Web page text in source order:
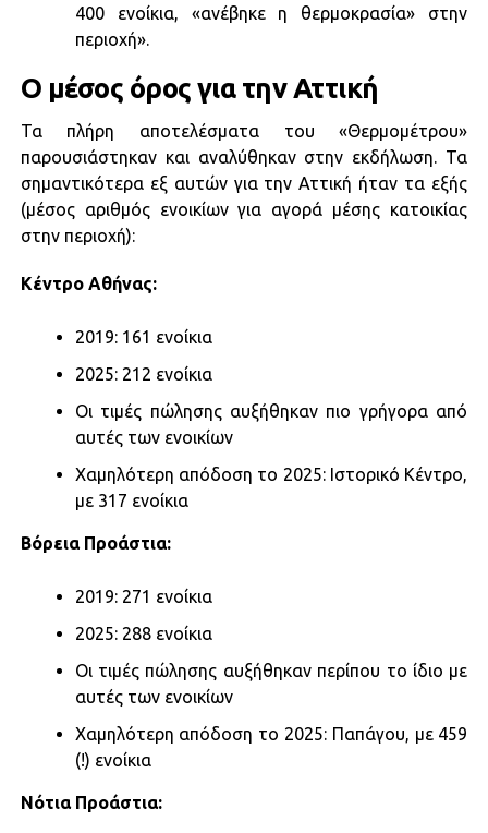
400 ενοίκια, «ανέβηκε η θερμοκρασία» στην
περιοχή».
Ο μέσος όρος για την Αττική
Τα πλήρη αποτελέσματα του «Θερμομέτρου»
παρουσιάστηκαν και αναλύθηκαν στην εκδήλωση. Τα
σημαντικότερα εξ αυτών για την Αττική ήταν τα εξής
(μέσος αριθμός ενοικίων για αγορά μέσης κατοικίας
στην περιοχή):
Κέντρο Αθήνας:​
2019: 161 ενοίκια​
2025: 212 ενοίκια
Οι τιμές πώλησης αυξήθηκαν πιο γρήγορα από
αυτές των ενοικίων
Χαμηλότερη απόδοση το 2025: Ιστορικό Κέντρο,
με 317 ενοίκια
Βόρεια Προάστια:​
2019: 271 ενοίκια​
2025: 288 ενοίκια
Οι τιμές πώλησης αυξήθηκαν περίπου το ίδιο με
αυτές των ενοικίων
Χαμηλότερη απόδοση το 2025: Παπάγου, με 459
(!) ενοίκια
Νότια Προάστια:​